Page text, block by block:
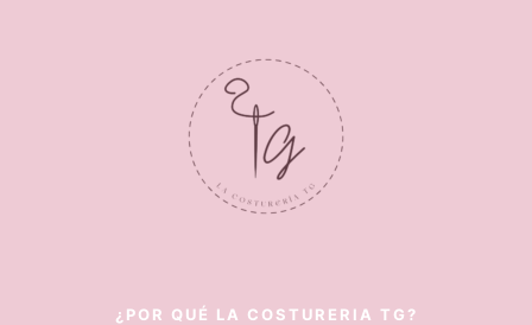
¿POR QUÉ LA COSTURERIA TG?